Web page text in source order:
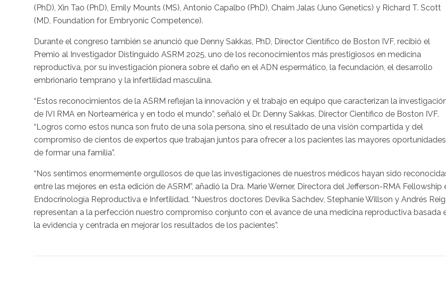
(PhD), Xin Tao (PhD), Emily Mounts (MS), Antonio Capalbo (PhD), Chaim Jalas (Juno Genetics) y Richard T. Scott
(MD, Foundation for Embryonic Competence).
Durante el congreso también se anunció que Denny Sakkas, PhD, Director Científico de Boston IVF, recibió el
Premio al Investigador Distinguido ASRM 2025, uno de los reconocimientos más prestigiosos en medicina
reproductiva, por su investigación pionera sobre el daño en el ADN espermático, la fecundación, el desarrollo
embrionario temprano y la infertilidad masculina.
“Estos reconocimientos de la ASRM reflejan la innovación y el trabajo en equipo que caracterizan la
de IVI RMA en Norteamérica y en todo el mundo”, señaló el Dr. Denny Sakkas, Director Científico de Boston IVF.
“Logros como estos nunca son fruto de una sola persona, sino el resultado de una visión compartida y del
compromiso de cientos de expertos que trabajan juntos para ofrecer a los pacientes las mayores oportunidades
de formar una familia”.
“Nos sentimos enormemente orgullosos de que las investigaciones de nuestros médicos hayan sido
entre las mejores en esta edición de ASRM”, añadió la Dra. Marie Werner, Directora del Jefferson-RMA Fellowship
Endocrinología Reproductiva e Infertilidad. “Nuestros doctores Devika Sachdev, Stephanie Willson y Andrés Reig
representan a la perfección nuestro compromiso conjunto con el avance de una medicina reproductiva basada
la evidencia y centrada en mejorar los resultados de los pacientes”.